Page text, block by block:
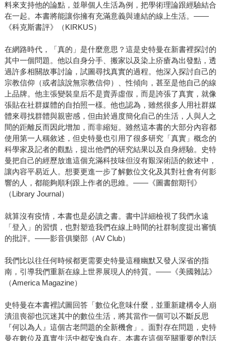
料來支持他的論點，並舉個人生活為例，把學術理論跟經驗結合
在一起。本書將能讓你擁有充滿意義與連結的線上生活。——
《科克斯書評》（KIRKUS）
在網路時代，「真的」是什麼意思？這是史特曼在新書裡探討的
其中一個問題。他以自身分手、搬家以及染上疥瘡為出發點，透
過許多相關故事討論，試圖尋找真實的過程。他深入探討自己的
宗教信仰（或者該說無宗教信仰）、性傾向，甚至是他自己的線
上品牌。他主張變裝皇后不是賣弄虛假，而是誇張了真實，就像
張貼在社群媒體的自拍照一樣。他也認為，雖然很多人用社群媒
體來尋找群體與親密感，但由於過度簡化自己的生活，人與人之
間的距離反而因此增加，而非縮短。雖然這本書的大部分內容都
使用第一人稱敘述，但史特曼也引用了很多研究「真實」概念的
科學家及記者的觀點，提出他們的研究結果以及自身經驗。史特
曼把自己的經歷放進這個充滿科技味但沒有艱深術語的敘述中，
讓內容平易近人。想要更進一步了解數位文化及其對社會有何影
響的人，都能夠順利跟上作者的思維。——《圖書館期刊》
（Library Journal）
就算沒有疫情，本書也是必讀之書。書中詳細檢視了我們永遠
「登入」的習慣，也對塑造我們在線上時間的社群制度提出審慎
的批評。——影音俱樂部（AV Club）
我們比以往任何時候都更需要史特曼這種幽默又發人深省的指
南，引導我們重新在線上世界展現人的特質。——《美國雜誌》
（America Magazine）
史特曼在本書裡試圖回答「數位化意味什麼，並重新建構令人崩
潰沮喪卻也沉迷其中的數位生活，將其當作一個可以不斷反思
『何以為人』這個古老問題的全新機會」。面對存在問題，史特
曼在數位及真實生活中都安逸自在。本書在這個至關重要的對話